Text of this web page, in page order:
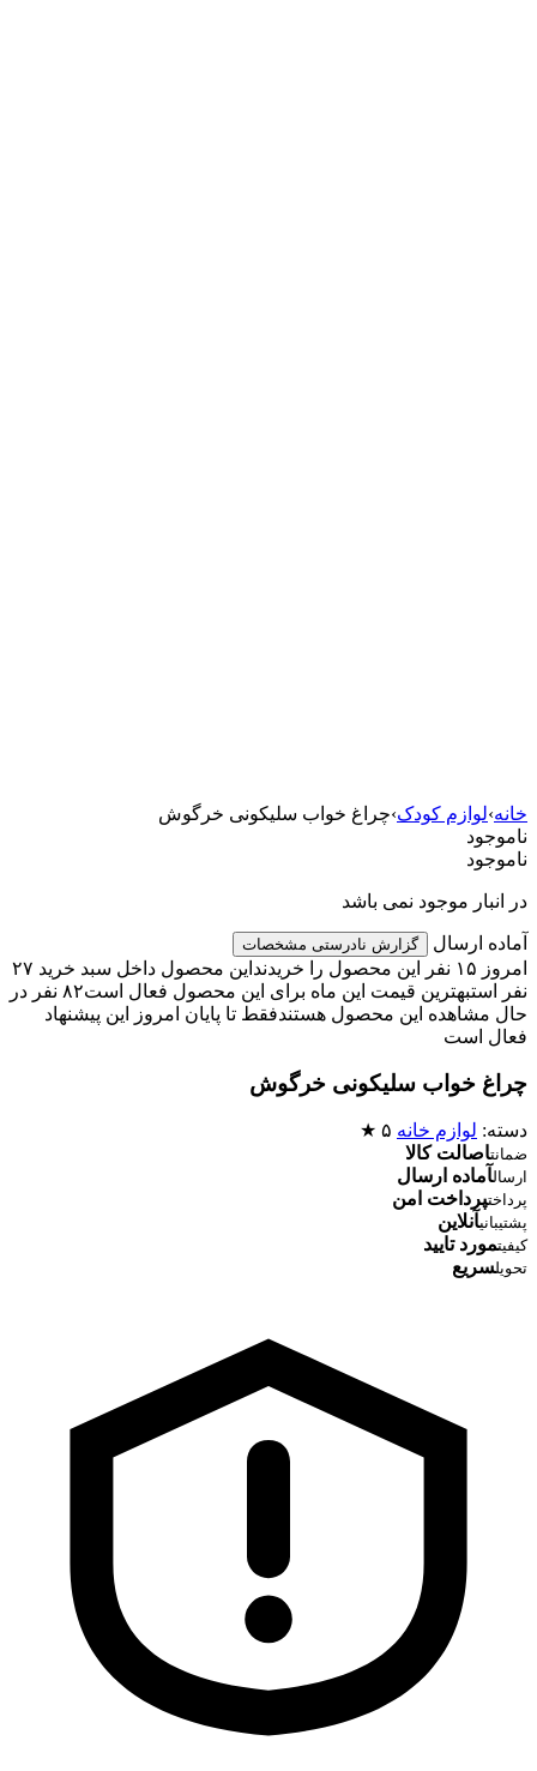
خانه›لوازم کودک›چراغ خواب سلیکونی خرگوش
ناموجود
ناموجود
در انبار موجود نمی باشد
آماده ارسال گزارش نادرستی مشخصات
امروز ۱۵ نفر این محصول را خریدند
این محصول داخل سبد خرید ۲۷
نفر استبهترین قیمت این ماه برای این محصول فعال است
۸۲ نفر در
حال مشاهده این محصول هستندفقط تا پایان امروز این پیشنهاد
فعال است
چراغ خواب سلیکونی خرگوش
دسته: لوازم خانه ۵ ★
ضمانتاصالت کالا
ارسالآماده ارسال
پرداختپرداخت امن
پشتیبانیآنلاین
کیفیتمورد تایید
تحویلسریع